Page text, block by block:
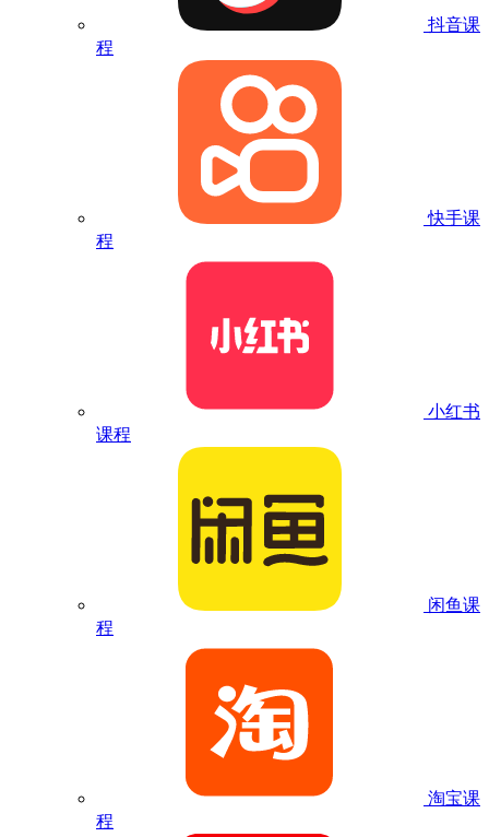
抖音课
程
快手课
程
小红书
课程
闲鱼课
程
淘宝课
程